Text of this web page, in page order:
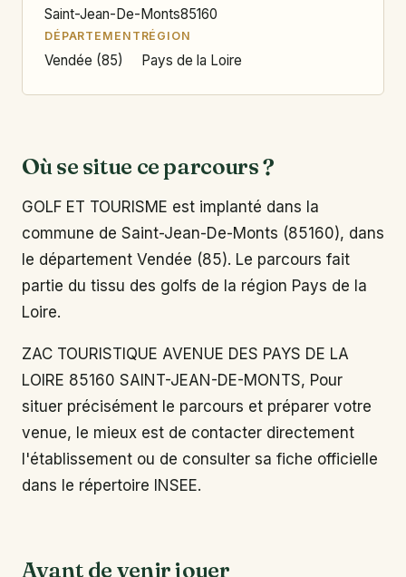
Saint-Jean-De-Monts85160
DÉPARTEMENT
Vendée (85)
RÉGION
Pays de la Loire
Où se situe ce parcours ?
GOLF ET TOURISME est implanté dans la
commune de Saint-Jean-De-Monts (85160), dans
le département Vendée (85). Le parcours fait
partie du tissu des golfs de la région Pays de la
Loire.
ZAC TOURISTIQUE AVENUE DES PAYS DE LA
LOIRE 85160 SAINT-JEAN-DE-MONTS, Pour
situer précisément le parcours et préparer votre
venue, le mieux est de contacter directement
l'établissement ou de consulter sa fiche officielle
dans le répertoire INSEE.
Avant de venir jouer